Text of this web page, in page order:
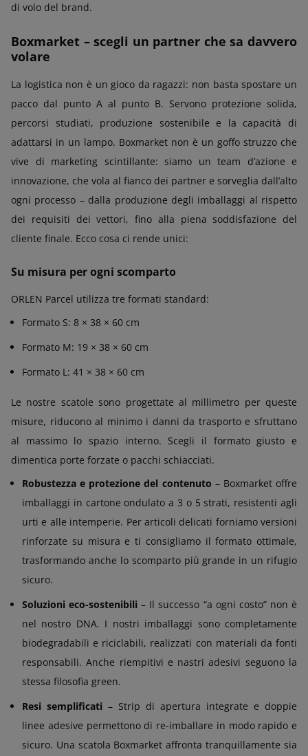
di volo del brand.
Boxmarket – scegli un partner che sa davvero
volare
La logistica non è un gioco da ragazzi: non basta spostare un
pacco dal punto A al punto B. Servono protezione solida,
percorsi studiati, produzione sostenibile e la capacità di
adattarsi in un lampo. Boxmarket non è un goffo struzzo che
vive di marketing scintillante: siamo un team d’azione e
innovazione, che vola al fianco dei partner e sorveglia dall’alto
ogni processo – dalla produzione degli imballaggi al rispetto
dei requisiti dei vettori, fino alla piena soddisfazione del
cliente finale. Ecco cosa ci rende unici:
Su misura per ogni scomparto
ORLEN Parcel utilizza tre formati standard:
Formato S: 8 × 38 × 60 cm
Formato M: 19 × 38 × 60 cm
Formato L: 41 × 38 × 60 cm
Le nostre scatole sono progettate al millimetro per queste
misure, riducono al minimo i danni da trasporto e sfruttano
al massimo lo spazio interno. Scegli il formato giusto e
dimentica porte forzate o pacchi schiacciati.
Robustezza e protezione del contenuto – Boxmarket offre
imballaggi in cartone ondulato a 3 o 5 strati, resistenti agli
urti e alle intemperie. Per articoli delicati forniamo versioni
rinforzate su misura e ti consigliamo il formato ottimale,
trasformando anche lo scomparto più grande in un rifugio
sicuro.
Soluzioni eco-sostenibili – Il successo “a ogni costo” non è
nel nostro DNA. I nostri imballaggi sono completamente
biodegradabili e riciclabili, realizzati con materiali da fonti
responsabili. Anche riempitivi e nastri adesivi seguono la
stessa filosofia green.
Resi semplificati – Strip di apertura integrate e doppie
linee adesive permettono di re-imballare in modo rapido e
sicuro. Una scatola Boxmarket affronta tranquillamente sia